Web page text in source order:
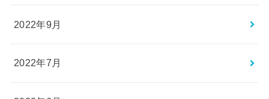
2022年9月
2022年7月